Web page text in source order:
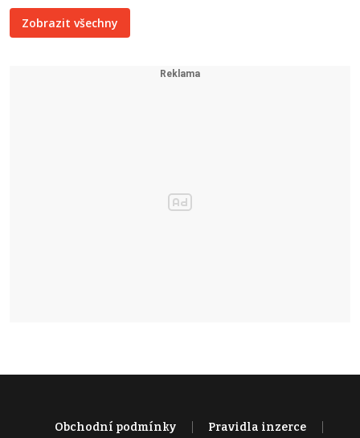
Zobrazit všechny
Obchodní podmínky Pravidla inzerce